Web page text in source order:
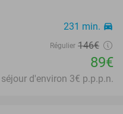
231 min. directions_car
Régulier 146€
89€
d'environ 3€ p.p.p.n.